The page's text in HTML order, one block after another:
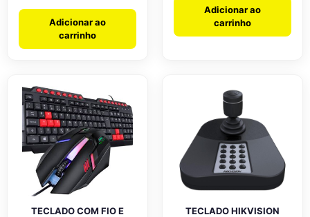
Adicionar ao
carrinho
Adicionar ao
carrinho
TECLADO COM FIO E
TECLADO HIKVISION